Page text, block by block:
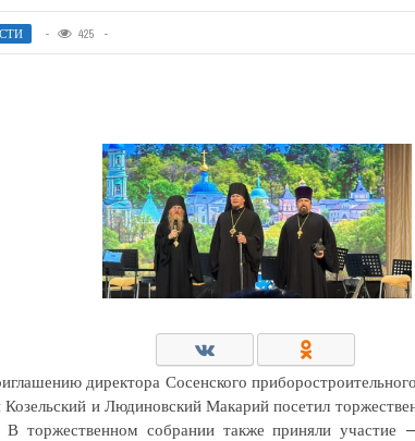
ХРАМЫ И
425
директора Сосенского
и Людиновский Макарий посетил
В торжественном собрании также приняли